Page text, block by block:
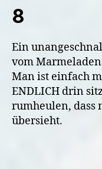
8
Ein
vom
Man ist einfach
ENDLICH drin
rumheulen, dass
übersieht.